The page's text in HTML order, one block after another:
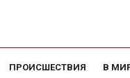
ПРОИСШЕСТВИЯ В